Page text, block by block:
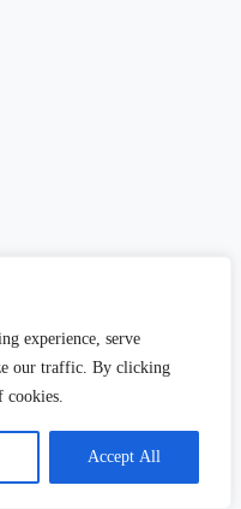
experience, serve
our traffic. By clicking
cookies.
Accept All